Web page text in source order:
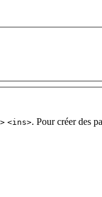
<ins>. Pour créer des